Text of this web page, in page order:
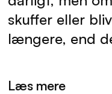
skuffer eller
længere, end
Læs mere